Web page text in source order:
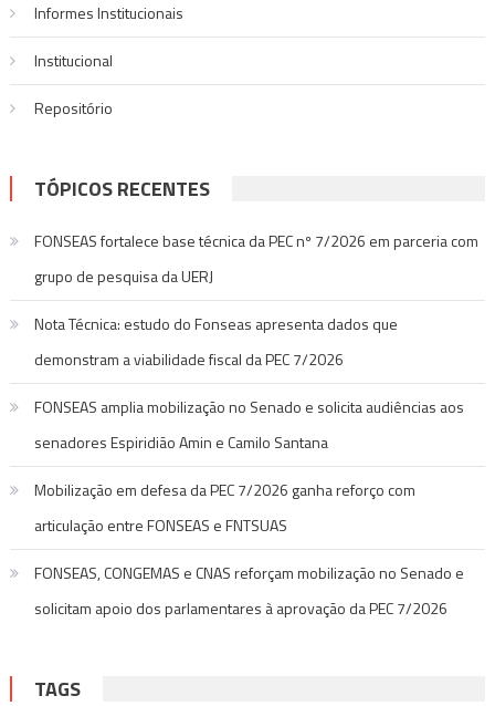
Informes Institucionais
Institucional
Repositório
TÓPICOS RECENTES
FONSEAS fortalece base técnica da PEC nº 7/2026 em parceria com
grupo de pesquisa da UERJ
Nota Técnica: estudo do Fonseas apresenta dados que
demonstram a viabilidade fiscal da PEC 7/2026
FONSEAS amplia mobilização no Senado e solicita audiências aos
senadores Espiridião Amin e Camilo Santana
Mobilização em defesa da PEC 7/2026 ganha reforço com
articulação entre FONSEAS e FNTSUAS
FONSEAS, CONGEMAS e CNAS reforçam mobilização no Senado e
solicitam apoio dos parlamentares à aprovação da PEC 7/2026
TAGS